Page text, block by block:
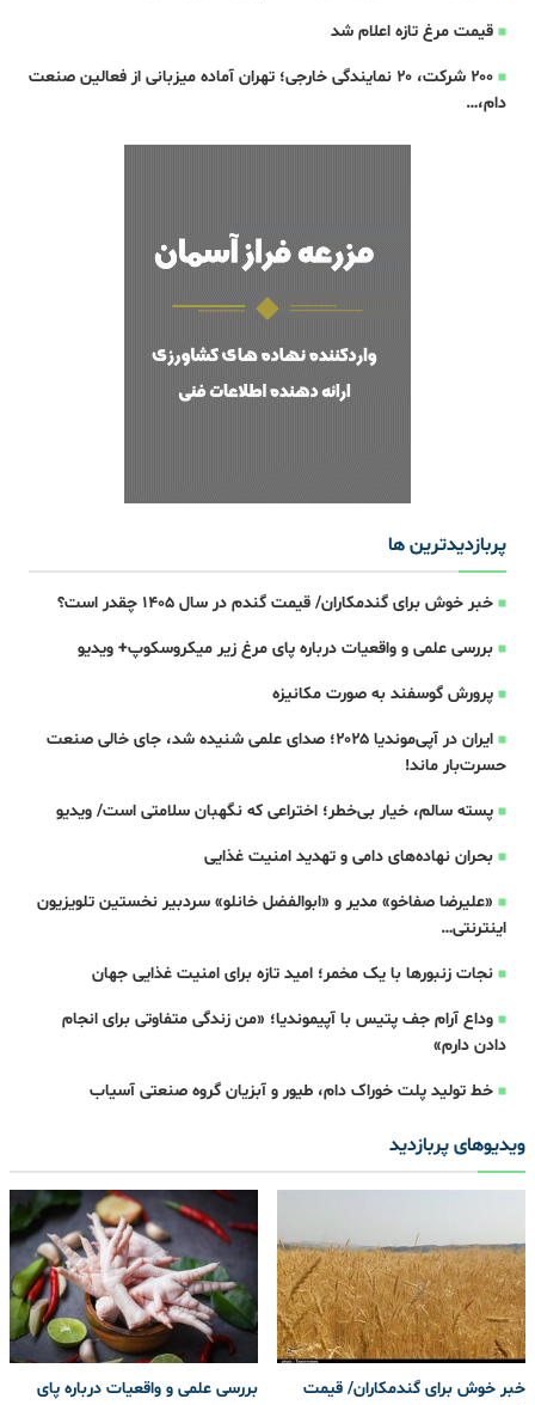
قیمت مرغ تازه اعلام شد
۲۰۰ شرکت، ۲۰ نمایندگی خارجی؛ تهران آماده میزبانی از فعالین صنعت
دام،…
پربازدیدترین ها
خبر خوش برای گندمکاران/ قیمت گندم در سال ۱۴۰۵ چقدر است؟
بررسی علمی و واقعیات درباره پای مرغ زیر میکروسکوپ+ ویدیو
پرورش گوسفند به صورت مکانیزه
ایران در آپی‌موندیا ۲۰۲۵؛ صدای علمی شنیده شد، جای خالی صنعت
حسرت‌بار ماند!
پسته سالم، خیار بی‌خطر؛ اختراعی که نگهبان سلامتی است/ ویدیو
بحران نهاده‌های دامی و تهدید امنیت غذایی
«علیرضا صفاخو» مدیر و «ابوالفضل خانلو» سردبیر نخستین تلویزیون
اینترنتی…
نجات زنبورها با یک مخمر؛ امید تازه برای امنیت غذایی جهان
وداع آرام جف پتیس با آپیموندیا؛ «من زندگی متفاوتی برای انجام
دادن دارم»
خط تولید پلت خوراک دام، طیور و آبزیان گروه صنعتی آسیاب
ویدیوهای پربازدید
خبر خوش برای گندمکاران/ قیمت
بررسی علمی و واقعیات درباره پای